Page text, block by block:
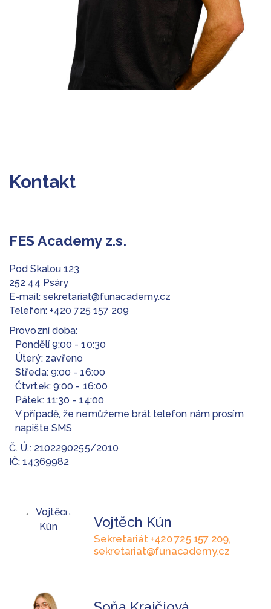
Kontakt
FES Academy z.s.
Pod Skalou 123
252 44 Psáry
E-mail: sekretariat@funacademy.cz
Telefon: +420 725 157 209
Provozní doba:
Pondělí 9:00 - 10:30
Úterý: zavřeno
Středa: 9:00 - 16:00
Čtvrtek: 9:00 - 16:00
Pátek: 11:30 - 14:00
V případě, že nemůžeme brát telefon nám prosím
napište SMS
Č. Ú.: 2102290255/2010
IČ: 14369982
Vojtěch Kún
Sekretariát +420 725 157 209,
sekretariat@funacademy.cz